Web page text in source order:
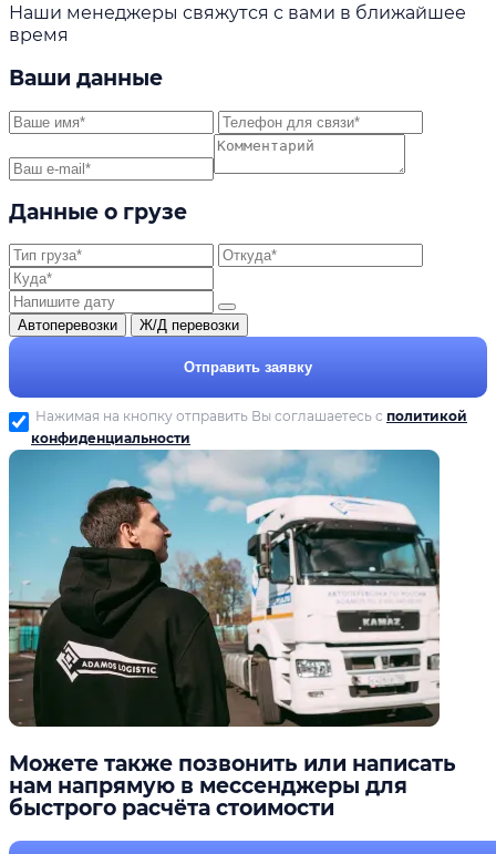
Наши менеджеры свяжутся с вами в ближайшее
время
Ваши данные
Данные о грузе
Автоперевозки Ж/Д перевозки
Отправить заявку
Нажимая на кнопку отправить Вы соглашаетесь с политикой
конфиденциальности
Можете также позвонить или написать
нам напрямую в мессенджеры для
быстрого расчёта стоимости